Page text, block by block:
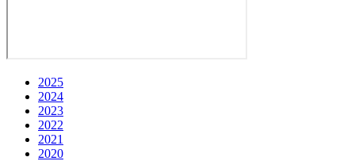
2025
2024
2023
2022
2021
2020